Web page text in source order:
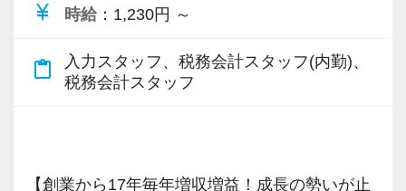
currency_yen 時給 ：1,230円 ～
content_paste
入力スタッフ、税務会計スタッフ(内勤)、
税務会計スタッフ
【創業から17年毎年増収増益！成長の勢いが止